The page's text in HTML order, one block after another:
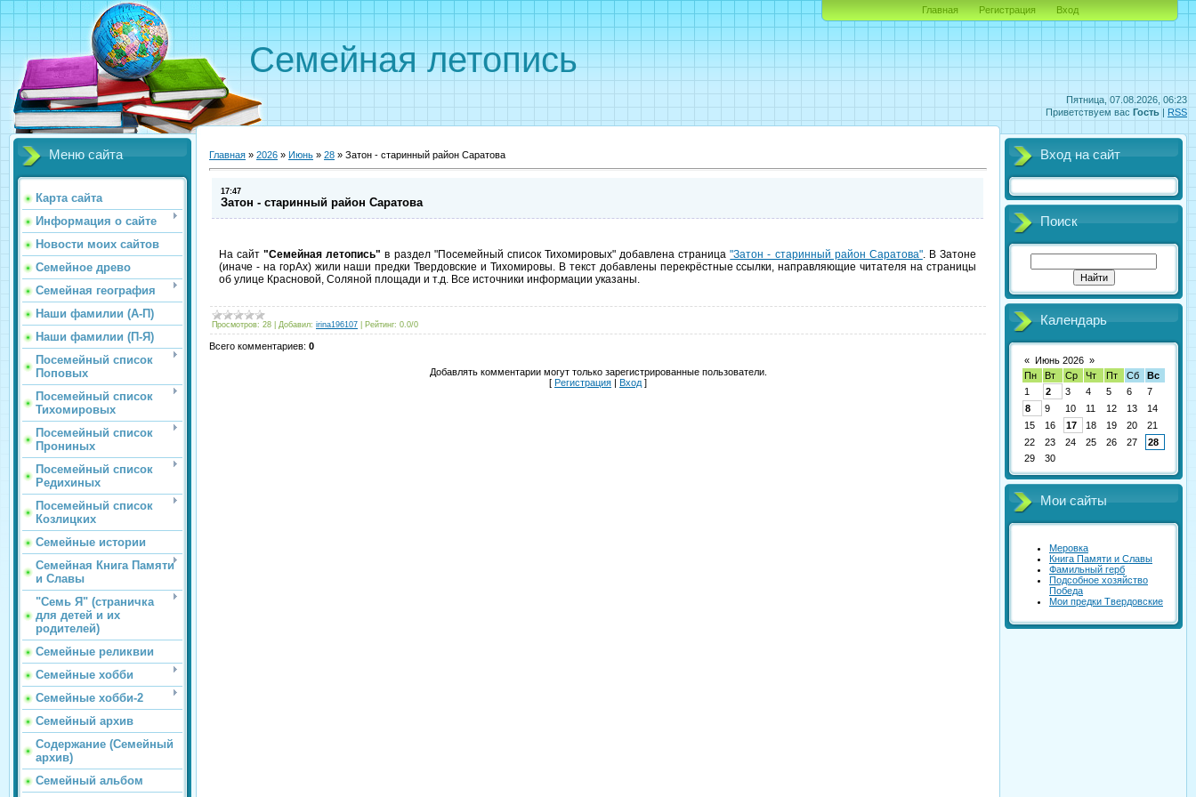
Пятница, 07.08.2026, 06:23
Приветствуем вас Гость | RSS
Семейная летопись
Главная Регистрация Вход
Меню сайта
Карта сайта
Информация о сайте
Новости моих сайтов
Семейное древо
Семейная география
Наши фамилии (А-П)
Наши фамилии (П-Я)
Посемейный список
Поповых
Посемейный список
Тихомировых
Посемейный список
Прониных
Посемейный список
Редихиных
Посемейный список
Козлицких
Семейные истории
Семейная Книга Памяти
и Славы
"Семь Я" (страничка
для детей и их
родителей)
Семейные реликвии
Семейные хобби
Семейные хобби-2
Семейный архив
Содержание (Семейный
архив)
Семейный альбом
Главная » 2026 » Июнь » 28 » Затон - старинный район Саратова
17:47
Затон - старинный район Саратова
На сайт"Семейная летопись" в раздел "Посемейный список Тихомировых" добавлена страница"Затон - старинный район Саратова". В Затоне
(иначе - на горАх) жили наши предки Твердовские и Тихомировы. В текст добавлены перекрёстные ссылки, направляющие читателя на страницы
об улице Красновой, Соляной площади и т.д. Все источники информации указаны.
Просмотров: 28 Добавил: irina196107 Рейтинг: 0.0/0
Всего комментариев: 0
Добавлять комментарии могут только зарегистрированные пользователи.
[ Регистрация | Вход ]
Вход на сайт
Поиск
Календарь
« Июнь 2026 »
Пн
Вт Ср Чт Пт Сб
Вс
1
2 3 4 5 6
7
8
9 10 11 12 13
14
15
16 17 18 19 20
21
22
23 24 25 26 27
28
29
30
Мои сайты
Меровка
Книга Памяти и Славы
Фамильный герб
Подсобное хозяйство
Победа
Мои предки Твердовские